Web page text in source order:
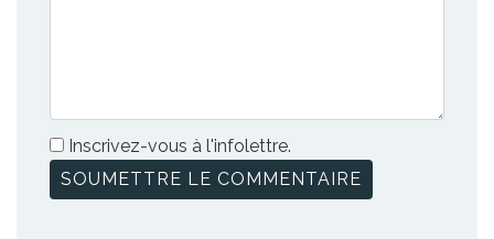
Inscrivez-vous à l'infolettre.